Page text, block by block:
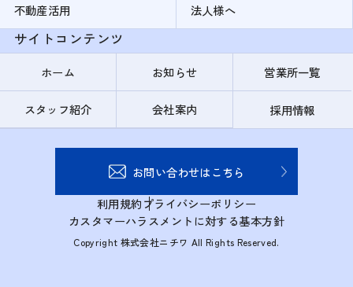
不動産活用
法人様へ
サイトコンテンツ
ホーム お知らせ 営業所一覧
スタッフ紹介 会社案内 採用情報
お問い合わせはこちら
利用規約プライバシーポリシー
カスタマーハラスメントに対する基本方針
Copyright 株式会社ニチワ All Rights Reserved.